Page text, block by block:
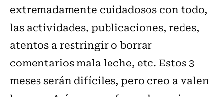
extremadamente cuidadosos con todo,
las actividades, publicaciones, redes,
atentos a restringir o borrar
comentarios mala leche, etc. Estos 3
meses serán difíciles, pero creo a valen